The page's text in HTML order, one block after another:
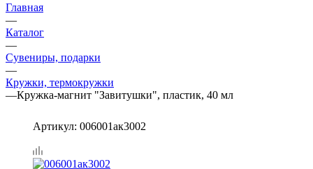
Главная
—
Каталог
—
Сувениры, подарки
—
Кружки, термокружки
—Кружка-магнит "Завитушки", пластик, 40 мл
Артикул: 006001ак3002